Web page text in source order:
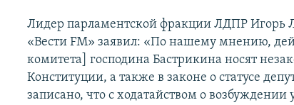
Лидер парламентской фракции ЛДПР Игорь
«Вести FM» заявил: «По нашему мнению,
комитета] господина Бастрикина носят
Конституции, а также в законе о статусе
записано, что с ходатайством о возбуждении